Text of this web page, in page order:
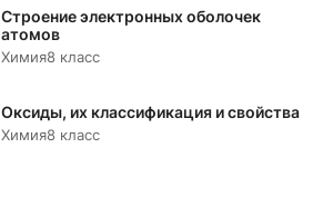
Строение электронных оболочек
атомов
Химия8 класс
Оксиды, их классификация и свойства
Химия8 класс